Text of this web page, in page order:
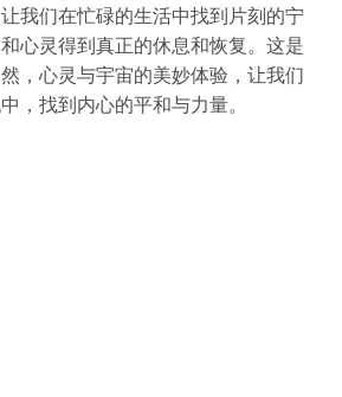
我们在忙碌的生活中找到片刻的宁
心灵得到真正的休息和恢复。这是
，心灵与宇宙的美妙体验，让我们
，找到内心的平和与力量。